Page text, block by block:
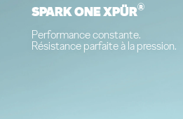
SPARK ONE XPÜR®
Performance constante.
Résistance parfaite à la pression.